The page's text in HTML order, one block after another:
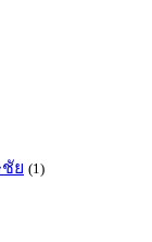
ย (1)